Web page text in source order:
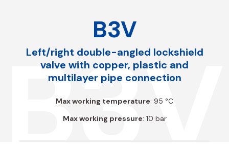
B3V
B3V
Left/right double-angled lockshield
valve with copper, plastic and
multilayer pipe connection
Max working temperature: 95 °C
Max working pressure: 10 bar